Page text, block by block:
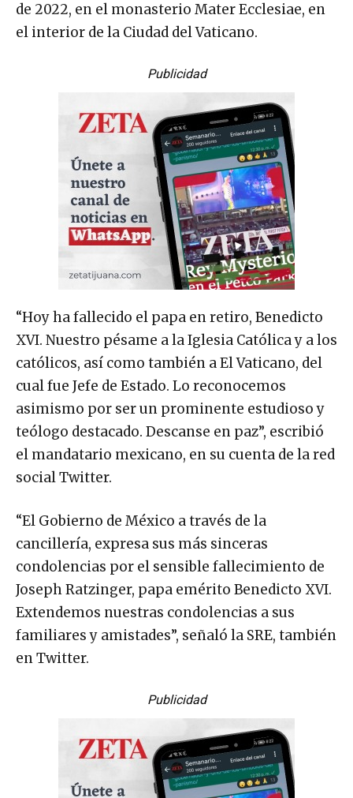
de 2022, en el monasterio Mater Ecclesiae, en
el interior de la Ciudad del Vaticano.
Publicidad
“Hoy ha fallecido el papa en retiro, Benedicto
XVI. Nuestro pésame a la Iglesia Católica y a los
católicos, así como también a El Vaticano, del
cual fue Jefe de Estado. Lo reconocemos
asimismo por ser un prominente estudioso y
teólogo destacado. Descanse en paz”, escribió
el mandatario mexicano, en su cuenta de la red
social Twitter.
“El Gobierno de México a través de la
cancillería, expresa sus más sinceras
condolencias por el sensible fallecimiento de
Joseph Ratzinger, papa emérito Benedicto XVI.
Extendemos nuestras condolencias a sus
familiares y amistades”, señaló la SRE, también
en Twitter.
Publicidad